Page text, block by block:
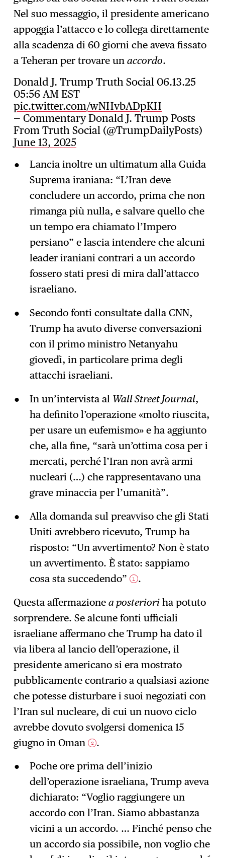
Nel suo messaggio, il presidente americano
appoggia l’attacco e lo collega direttamente
alla scadenza di 60 giorni che aveva fissato
a Teheran per trovare unaccordo.
Donald J. Trump Truth Social 06.13.25
05:56 AM EST
pic.twitter.com/wNHvbADpKH
— Commentary Donald J. Trump Posts
From Truth Social (@TrumpDailyPosts)
June 13, 2025
Lancia inoltre un ultimatum alla Guida
Suprema iraniana: “L’Iran deve
concludere un accordo, prima che non
rimanga più nulla, e salvare quello che
un tempo era chiamato l’Impero
persiano” e lascia intendere che alcuni
leader iraniani contrari a un accordo
fossero stati presi di mira dall’attacco
israeliano.
Secondo fonti consultate dalla CNN,
Trump ha avuto diverse conversazioni
con il primo ministro Netanyahu
giovedì, in particolare prima degli
attacchi israeliani.
In un’intervista al Wall Street Journal,
ha definito l’operazione «molto riuscita,
per usare un eufemismo» e ha aggiunto
che, alla fine, “sarà un’ottima cosa per i
mercati, perché l’Iran non avrà armi
nucleari (…) che rappresentavano una
grave minaccia per l’umanità”.
Alla domanda sul preavviso che gli Stati
Uniti avrebbero ricevuto, Trump ha
risposto: “Un avvertimento? Non è stato
un avvertimento. È stato: sappiamo
cosa sta succedendo”
1 .
Questa affermazionea posteriori ha potuto
sorprendere. Se alcune fonti ufficiali
israeliane affermano che Trump ha dato il
via libera al lancio dell’operazione, il
presidente americano si era mostrato
pubblicamente contrario a qualsiasi azione
che potesse disturbare i suoi negoziati con
l’Iran sul nucleare, di cui un nuovo ciclo
avrebbe dovuto svolgersi domenica 15
giugno in Oman 2 .
Poche ore prima dell’inizio
dell’operazione israeliana, Trump aveva
dichiarato: “Voglio raggiungere un
accordo con l’Iran. Siamo abbastanza
vicini a un accordo. … Finché penso che
un accordo sia possibile, non voglio che